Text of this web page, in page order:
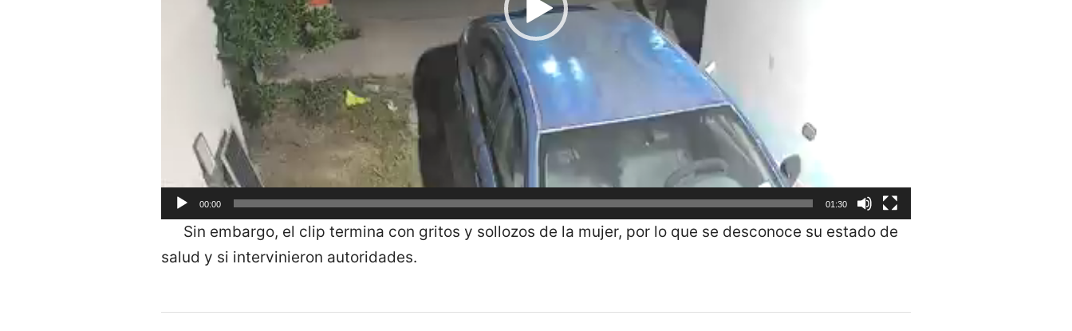
00:00 01:30
Sin embargo, el clip termina con gritos y sollozos de la mujer, por lo que se desconoce su estado de
salud y si intervinieron autoridades.